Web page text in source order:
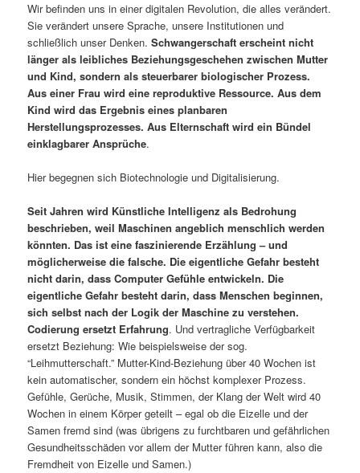
Wir befinden uns in einer digitalen Revolution, die alles verändert.
Sie verändert unsere Sprache, unsere Institutionen und
schließlich unser Denken.Schwangerschaft erscheint nicht
länger als leibliches Beziehungsgeschehen zwischen Mutter
und Kind, sondern als steuerbarer biologischer Prozess.
Aus einer Frau wird eine reproduktive Ressource. Aus dem
Kind wird das Ergebnis eines planbaren
Herstellungsprozesses. Aus Elternschaft wird ein Bündel
einklagbarer Ansprüche.
Hier begegnen sich Biotechnologie und Digitalisierung.
Seit Jahren wird Künstliche Intelligenz als Bedrohung
beschrieben, weil Maschinen angeblich menschlich werden
könnten. Das ist eine faszinierende Erzählung – und
möglicherweise die falsche. Die eigentliche Gefahr besteht
nicht darin, dass Computer Gefühle entwickeln. Die
eigentliche Gefahr besteht darin, dass Menschen beginnen,
sich selbst nach der Logik der Maschine zu verstehen.
Codierung ersetzt Erfahrung. Und vertragliche Verfügbarkeit
ersetzt Beziehung: Wie beispielsweise der sog.
“Leihmutterschaft.” Mutter-Kind-Beziehung über 40 Wochen ist
kein automatischer, sondern ein höchst komplexer Prozess.
Gefühle, Gerüche, Musik, Stimmen, der Klang der Welt wird 40
Wochen in einem Körper geteilt – egal ob die Eizelle und der
Samen fremd sind (was übrigens zu furchtbaren und gefährlichen
Gesundheitsschäden vor allem der Mutter führen kann, also die
Fremdheit von Eizelle und Samen.)